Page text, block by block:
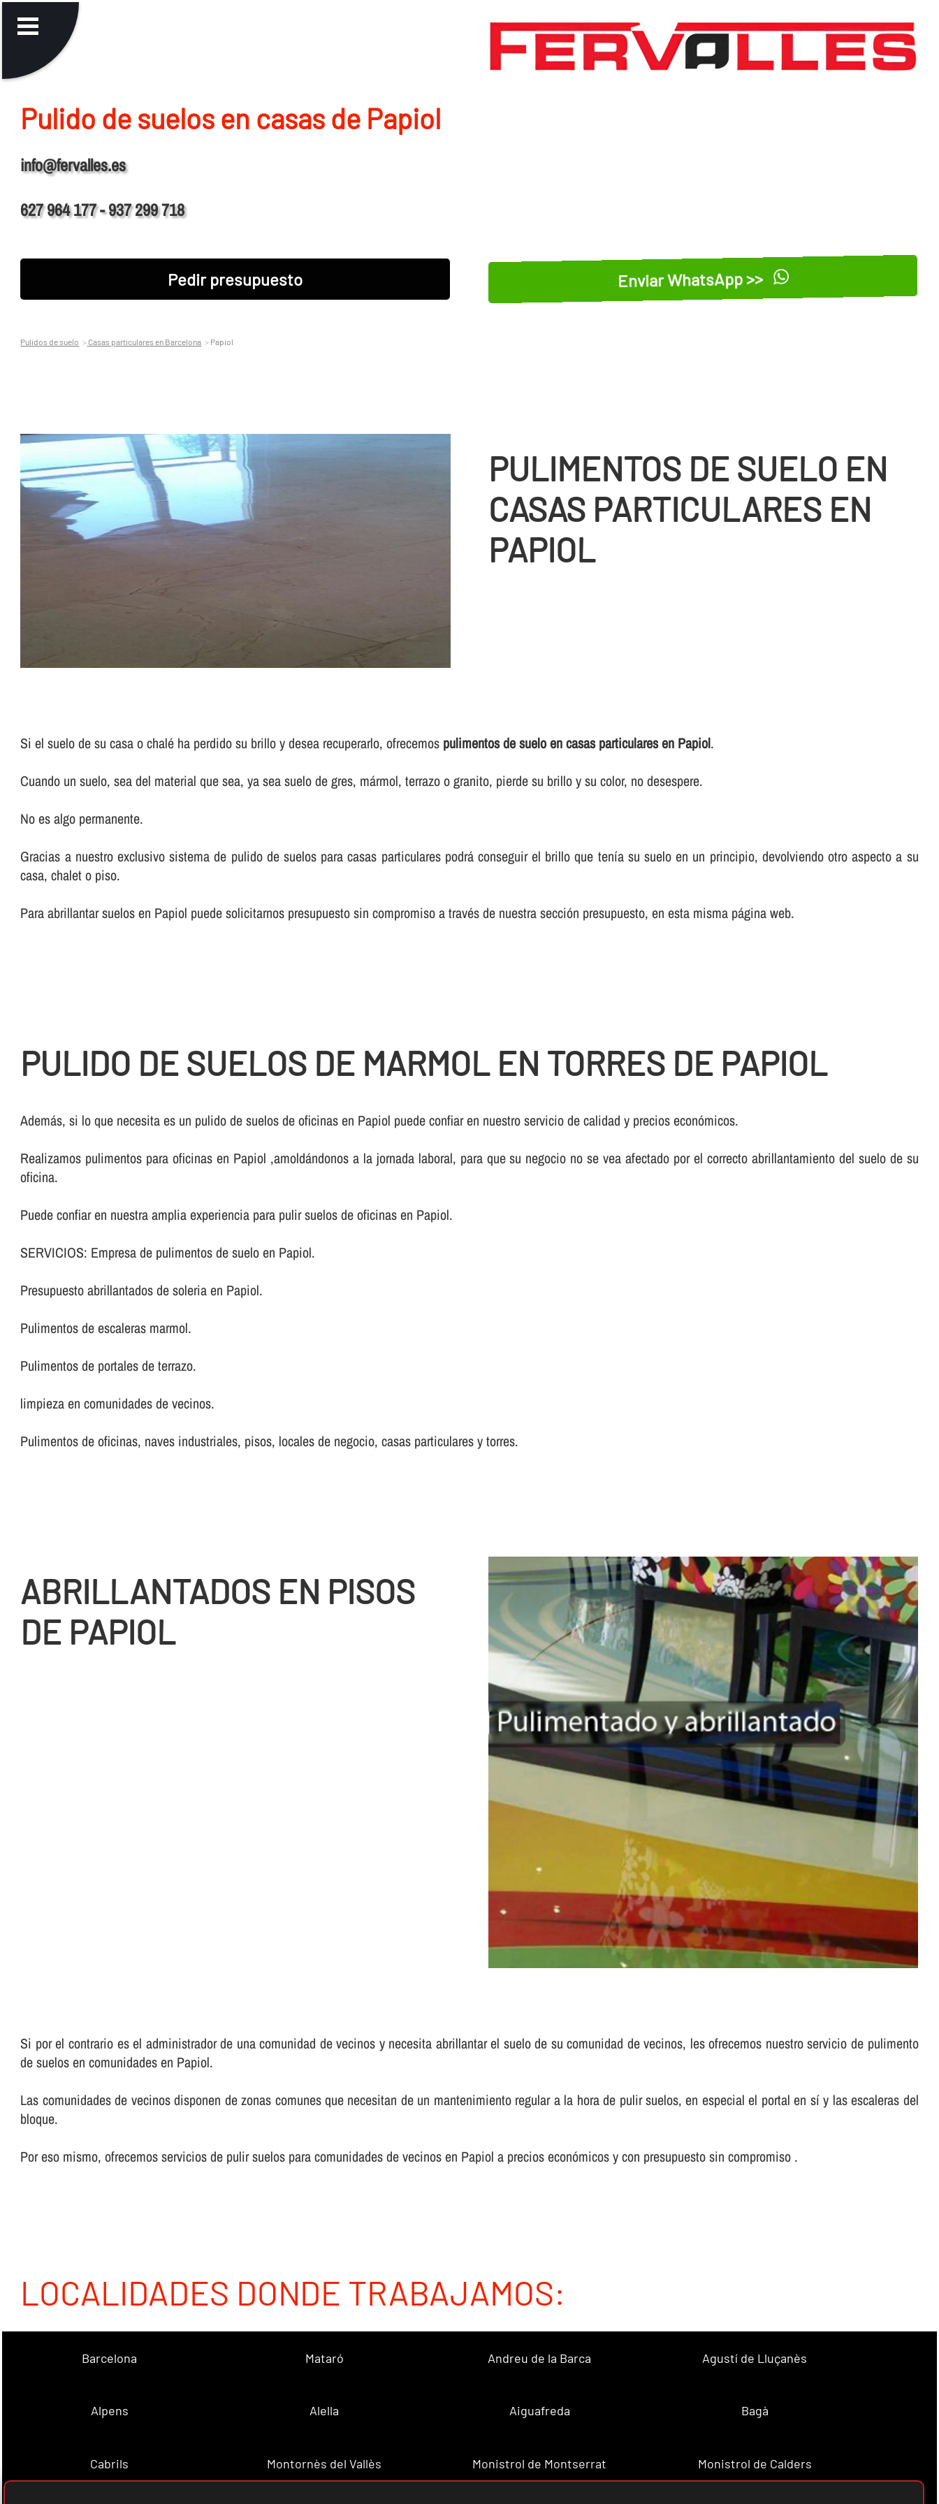
Pulido de suelos en casas de Papiol
info@fervalles.es
627 964 177 - 937 299 718
Pedir presupuesto Enviar WhatsApp >>
Pulidos de suelo Casas particulares en Barcelona Papiol
PULIMENTOS DE SUELO EN
CASAS PARTICULARES EN
PAPIOL
Si el suelo de su casa o chalé ha perdido su brillo y desea recuperarlo, ofrecemos pulimentos de suelo en casas particulares en Papiol.
Cuando un suelo, sea del material que sea, ya sea suelo de gres, mármol, terrazo o granito, pierde su brillo y su color, no desespere.
No es algo permanente.
Gracias a nuestro exclusivo sistema de pulido de suelos para casas particulares podrá conseguir el brillo que tení­a su suelo en un principio, devolviendo otro aspecto a su
casa, chalet o piso.
Para abrillantar suelos en Papiol puede solicitarnos presupuesto sin compromiso a través de nuestra sección presupuesto, en esta misma página web.
PULIDO DE SUELOS DE MARMOL EN TORRES DE PAPIOL
Además, si lo que necesita es un pulido de suelos de oficinas en Papiol puede confiar en nuestro servicio de calidad y precios económicos.
Realizamos pulimentos para oficinas en Papiol ,amoldándonos a la jornada laboral, para que su negocio no se vea afectado por el correcto abrillantamiento del suelo de su
oficina.
Puede confiar en nuestra amplia experiencia para pulir suelos de oficinas en Papiol.
SERVICIOS: Empresa de pulimentos de suelo en Papiol.
Presupuesto abrillantados de soleria en Papiol.
Pulimentos de escaleras marmol.
Pulimentos de portales de terrazo.
limpieza en comunidades de vecinos.
Pulimentos de oficinas, naves industriales, pisos, locales de negocio, casas particulares y torres.
ABRILLANTADOS EN PISOS
DE PAPIOL
Si por el contrario es el administrador de una comunidad de vecinos y necesita abrillantar el suelo de su comunidad de vecinos, les ofrecemos nuestro servicio de pulimento
de suelos en comunidades en Papiol.
Las comunidades de vecinos disponen de zonas comunes que necesitan de un mantenimiento regular a la hora de pulir suelos, en especial el portal en sí­ y las escaleras del
bloque.
Por eso mismo, ofrecemos servicios de pulir suelos para comunidades de vecinos en Papiol a precios económicos y con presupuesto sin compromiso .
LOCALIDADES DONDE TRABAJAMOS:
Barcelona Mataró Andreu de la Barca Agustí de Lluçanès
Alpens Alella Aiguafreda Bagà
Cabrils Montornès del Vallès Monistrol de Montserrat Monistrol de Calders